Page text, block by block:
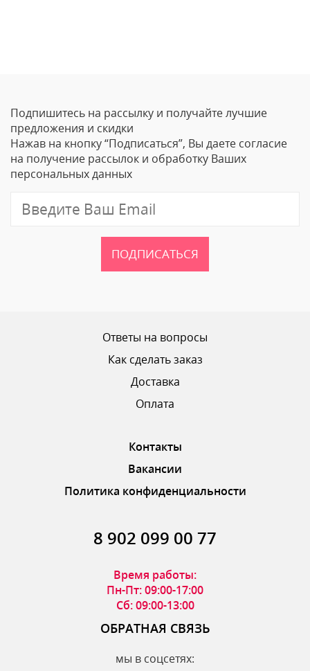
Ваше Имя
Email
ОТПРАВИТЬ ОТЗЫВ
Подпишитесь на рассылку и получайте лучшие
предложения и скидки
Нажав на кнопку “Подписаться”, Вы даете согласие
на получение рассылок и обработку Ваших
персональных данных
ПОДПИСАТЬСЯ
Ответы на вопросы
Как сделать заказ
Доставка
Оплата
Контакты
Вакансии
Политика конфиденциальности
8 902 099 00 77
Время работы:
Пн-Пт: 09:00-17:00
Сб: 09:00-13:00
ОБРАТНАЯ СВЯЗЬ
мы в соцсетях: